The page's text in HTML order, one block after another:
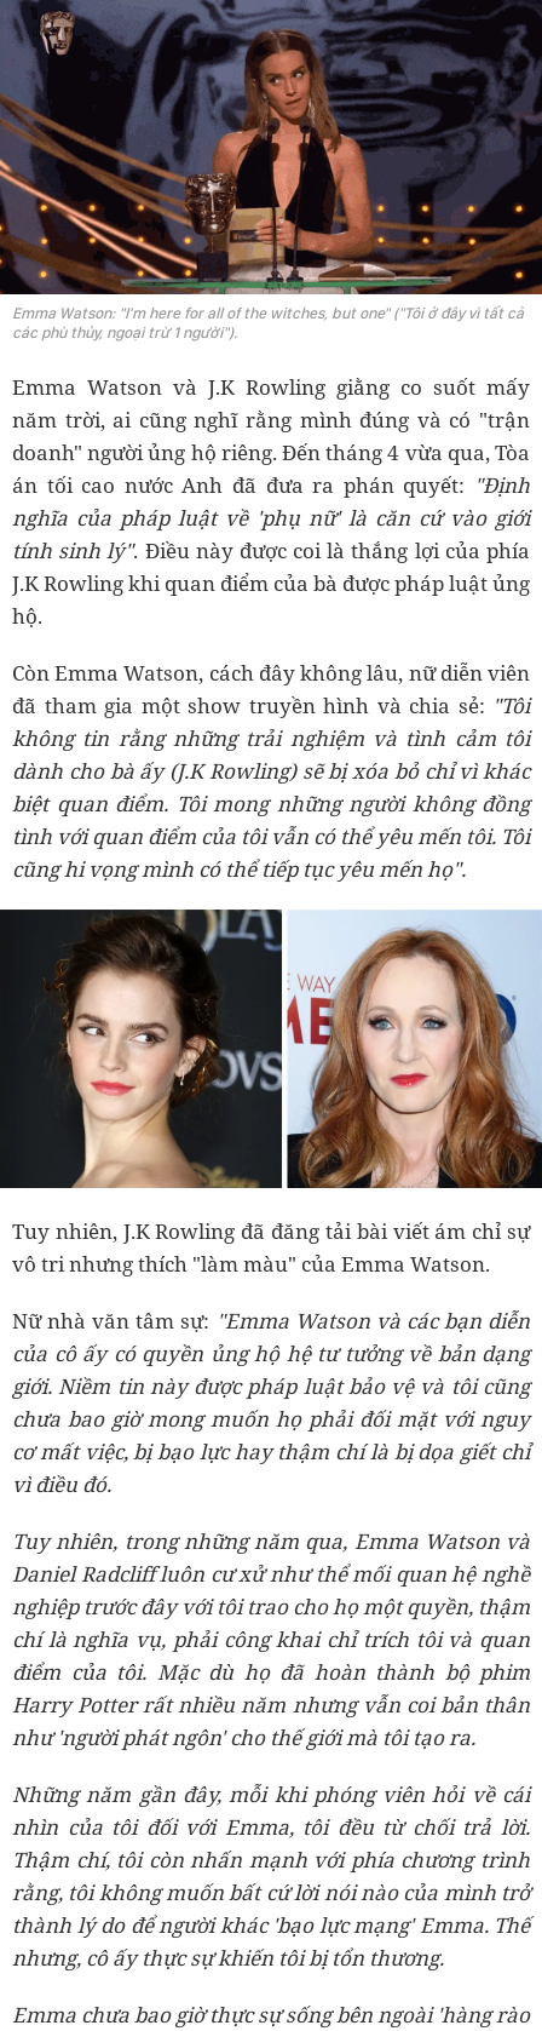
Emma Watson: "I'm here for all of the witches, but one" ("Tôi ở đây vì tất cả
các phù thủy, ngoại trừ 1 người").
Emma Watson và J.K Rowling giằng co suốt mấy
năm trời, ai cũng nghĩ rằng mình đúng và có "trận
doanh" người ủng hộ riêng. Đến tháng 4 vừa qua, Tòa
án tối cao nước Anh đã đưa ra phán quyết: "Định
nghĩa của pháp luật về 'phụ nữ' là căn cứ vào giới
tính sinh lý". Điều này được coi là thắng lợi của phía
J.K Rowling khi quan điểm của bà được pháp luật ủng
hộ.
Còn Emma Watson, cách đây không lâu, nữ diễn viên
đã tham gia một show truyền hình và chia sẻ: "Tôi
không tin rằng những trải nghiệm và tình cảm tôi
dành cho bà ấy (J.K Rowling) sẽ bị xóa bỏ chỉ vì khác
biệt quan điểm. Tôi mong những người không đồng
tình với quan điểm của tôi vẫn có thể yêu mến tôi. Tôi
cũng hi vọng mình có thể tiếp tục yêu mến họ".
Tuy nhiên, J.K Rowling đã đăng tải bài viết ám chỉ sự
vô tri nhưng thích "làm màu" của Emma Watson.
Nữ nhà văn tâm sự: "Emma Watson và các bạn diễn
của cô ấy có quyền ủng hộ hệ tư tưởng về bản dạng
giới. Niềm tin này được pháp luật bảo vệ và tôi cũng
chưa bao giờ mong muốn họ phải đối mặt với nguy
cơ mất việc, bị bạo lực hay thậm chí là bị dọa giết chỉ
vì điều đó.
Tuy nhiên, trong những năm qua, Emma Watson và
Daniel Radcliff luôn cư xử như thể mối quan hệ nghề
nghiệp trước đây với tôi trao cho họ một quyền, thậm
chí là nghĩa vụ, phải công khai chỉ trích tôi và quan
điểm của tôi. Mặc dù họ đã hoàn thành bộ phim
Harry Potter rất nhiều năm nhưng vẫn coi bản thân
như 'người phát ngôn' cho thế giới mà tôi tạo ra.
Những năm gần đây, mỗi khi phóng viên hỏi về cái
nhìn của tôi đối với Emma, tôi đều từ chối trả lời.
Thậm chí, tôi còn nhấn mạnh với phía chương trình
rằng, tôi không muốn bất cứ lời nói nào của mình trở
thành lý do để người khác 'bạo lực mạng' Emma. Thế
nhưng, cô ấy thực sự khiến tôi bị tổn thương.
Emma chưa bao giờ thực sự sống bên ngoài 'hàng rào